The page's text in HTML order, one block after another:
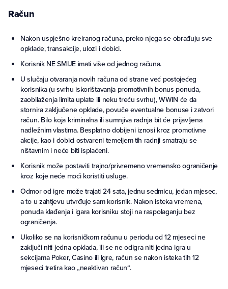
Račun
Nakon uspješno kreiranog računa, preko njega se obrađuju sve
opklade, transakcije, ulozi i dobici.
Korisnik NE SMIJE imati više od jednog računa.
U slučaju otvaranja novih računa od strane već postojećeg
korisnika (u svrhu iskorištavanja promotivnih bonus ponuda,
zaobilaženja limita uplate ili neku treću svrhu), WWIN će da
stornira zaključene opklade, povuče eventualne bonuse i zatvori
račun. Bilo koja kriminalna ili sumnjiva radnja bit će prijavljena
nadležnim vlastima. Besplatno dobijeni iznosi kroz promotivne
akcije, kao i dobici ostvareni temeljem tih radnji smatraju se
ništavnim i neće biti isplaćeni.
Korisnik može postaviti trajno/privremeno vremensko ograničenje
kroz koje neće moći koristiti usluge.
Odmor od igre može trajati 24 sata, jednu sedmicu, jedan mjesec,
a to u zahtjevu utvrđuje sam korisnik. Nakon isteka vremena,
ponuda klađenja i igara korisniku stoji na raspolaganju bez
ograničenja.
Ukoliko se na korisničkom računu u periodu od 12 mjeseci ne
zaključi niti jedna opklada, ili se ne odigra niti jedna igra u
sekcijama Poker, Casino ili Igre, račun se nakon isteka tih 12
mjeseci tretira kao „neaktivan račun“.